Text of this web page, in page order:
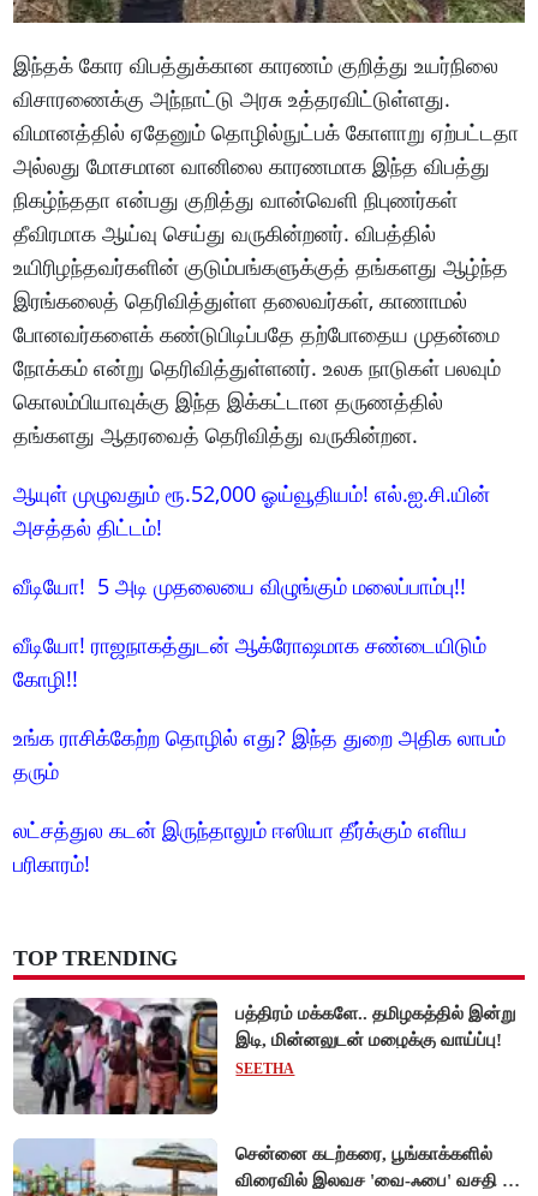
இந்தக் கோர விபத்துக்கான காரணம் குறித்து உயர்நிலை
விசாரணைக்கு அந்நாட்டு அரசு உத்தரவிட்டுள்ளது.
விமானத்தில் ஏதேனும் தொழில்நுட்பக் கோளாறு ஏற்பட்டதா
அல்லது மோசமான வானிலை காரணமாக இந்த விபத்து
நிகழ்ந்ததா என்பது குறித்து வான்வெளி நிபுணர்கள்
தீவிரமாக ஆய்வு செய்து வருகின்றனர். விபத்தில்
உயிரிழந்தவர்களின் குடும்பங்களுக்குத் தங்களது ஆழ்ந்த
இரங்கலைத் தெரிவித்துள்ள தலைவர்கள், காணாமல்
போனவர்களைக் கண்டுபிடிப்பதே தற்போதைய முதன்மை
நோக்கம் என்று தெரிவித்துள்ளனர். உலக நாடுகள் பலவும்
கொலம்பியாவுக்கு இந்த இக்கட்டான தருணத்தில்
தங்களது ஆதரவைத் தெரிவித்து வருகின்றன.
ஆயுள் முழுவதும் ரூ.52,000 ஓய்வூதியம்! எல்.ஐ.சி.யின்
அசத்தல் திட்டம்!
வீடியோ! 5 அடி முதலையை விழுங்கும் மலைப்பாம்பு!!
வீடியோ! ராஜநாகத்துடன் ஆக்ரோஷமாக சண்டையிடும்
கோழி!!
உங்க ராசிக்கேற்ற தொழில் எது? இந்த துறை அதிக லாபம்
தரும்
லட்சத்துல கடன் இருந்தாலும் ஈஸியா தீர்க்கும் எளிய
பரிகாரம்!
TOP TRENDING
பத்திரம் மக்களே.. தமிழகத்தில் இன்று
இடி, மின்னலுடன் மழைக்கு வாய்ப்பு!
SEETHA
சென்னை கடற்கரை, பூங்காக்களில்
விரைவில் இலவச 'வை-ஃபை' வசதி -